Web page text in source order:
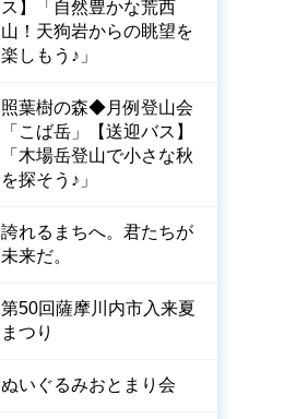
ス】「自然豊かな荒西
山！天狗岩からの眺望を
楽しもう♪」
照葉樹の森◆月例登山会
「こば岳」【送迎バス】
「木場岳登山で小さな秋
を探そう♪」
誇れるまちへ。君たちが
未来だ。
第50回薩摩川内市入来夏
まつり
ぬいぐるみおとまり会